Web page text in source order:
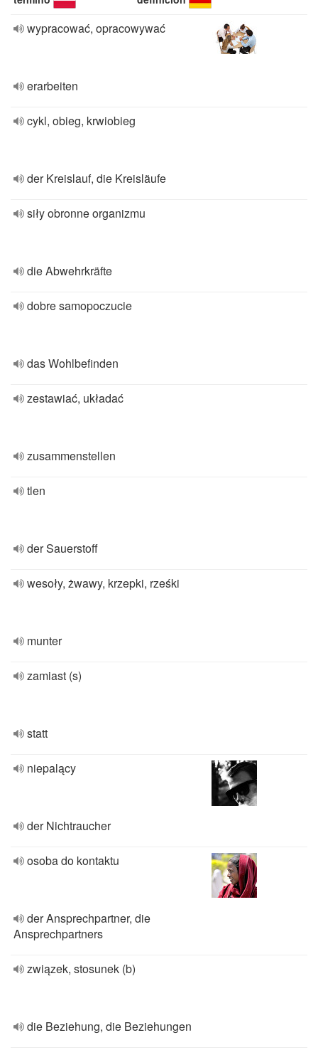
wypracować, opracowywać
erarbeiten
cykl, obieg, krwiobieg
der Kreislauf, die Kreisläufe
siły obronne organizmu
die Abwehrkräfte
dobre samopoczucie
das Wohlbefinden
zestawiać, układać
zusammenstellen
tlen
der Sauerstoff
wesoły, żwawy, krzepki, rześki
munter
zamiast (s)
statt
niepalący
der Nichtraucher
osoba do kontaktu
der Ansprechpartner, die
Ansprechpartners
związek, stosunek (b)
die Beziehung, die Beziehungen